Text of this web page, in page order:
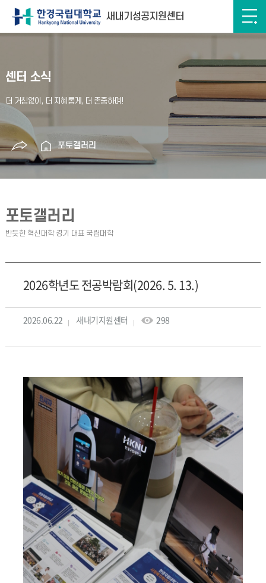
새내기성공지원센터
센터 소식
포토갤러리
포토갤러리
2026학년도 전공박람회(2026. 5. 13.)
2026.06.22 새내기지원센터 298